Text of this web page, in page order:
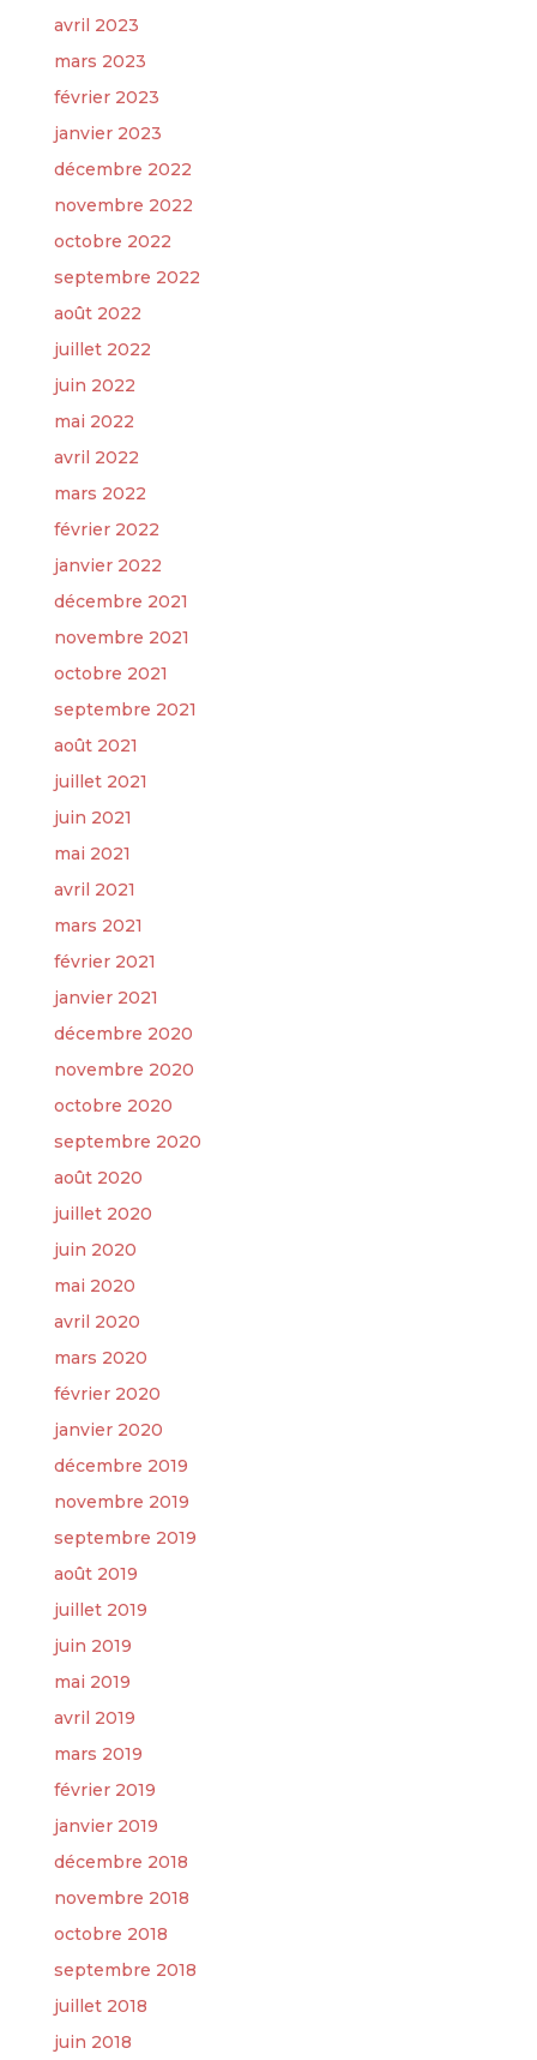
avril 2023
mars 2023
février 2023
janvier 2023
décembre 2022
novembre 2022
octobre 2022
septembre 2022
août 2022
juillet 2022
juin 2022
mai 2022
avril 2022
mars 2022
février 2022
janvier 2022
décembre 2021
novembre 2021
octobre 2021
septembre 2021
août 2021
juillet 2021
juin 2021
mai 2021
avril 2021
mars 2021
février 2021
janvier 2021
décembre 2020
novembre 2020
octobre 2020
septembre 2020
août 2020
juillet 2020
juin 2020
mai 2020
avril 2020
mars 2020
février 2020
janvier 2020
décembre 2019
novembre 2019
septembre 2019
août 2019
juillet 2019
juin 2019
mai 2019
avril 2019
mars 2019
février 2019
janvier 2019
décembre 2018
novembre 2018
octobre 2018
septembre 2018
juillet 2018
juin 2018